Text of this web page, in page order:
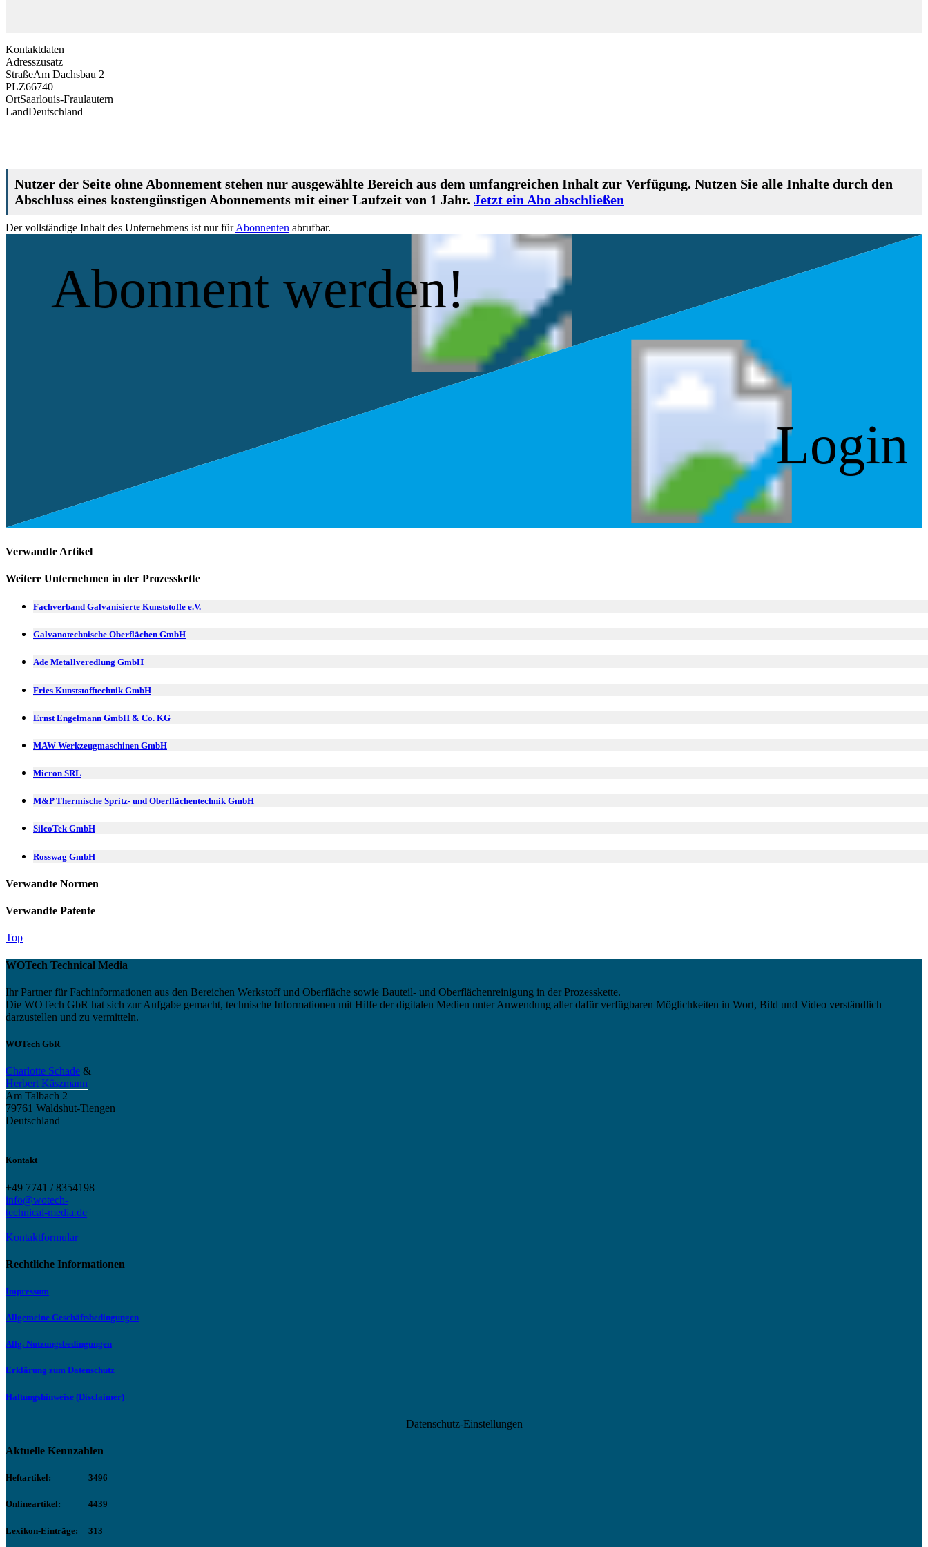
Kontaktdaten
Adresszusatz
StraßeAm Dachsbau 2
PLZ66740
OrtSaarlouis-Fraulautern
LandDeutschland
Nutzer der Seite ohne Abonnement stehen nur ausgewählte Bereich aus dem umfangreichen Inhalt zur Verfügung. Nutzen Sie alle Inhalte durch den
Abschluss eines kostengünstigen Abonnements mit einer Laufzeit von 1 Jahr. Jetzt ein Abo abschließen
Der vollständige Inhalt des Unternehmens ist nur fürAbonnenten abrufbar.
Abonnent werden!
Login
Verwandte Artikel
Weitere Unternehmen in der Prozesskette
Fachverband Galvanisierte Kunststoffe e.V.
Galvanotechnische Oberflächen GmbH
Ade Metallveredlung GmbH
Fries Kunststofftechnik GmbH
Ernst Engelmann GmbH & Co. KG
MAW Werkzeugmaschinen GmbH
Micron SRL
M&P Thermische Spritz- und Oberflächentechnik GmbH
SilcoTek GmbH
Rosswag GmbH
Verwandte Normen
Verwandte Patente
Top
WOTech Technical Media
Ihr Partner für Fachinformationen aus den Bereichen Werkstoff und Oberfläche sowie Bauteil- und Oberflächenreinigung in der Prozesskette.
Die WOTech GbR hat sich zur Aufgabe gemacht, technische Informationen mit Hilfe der digitalen Medien unter Anwendung aller dafür verfügbaren Möglichkeiten in Wort, Bild und Video verständlich
darzustellen und zu vermitteln.
WOTech GbR
Charlotte Schade &
Herbert Käszmann
Am Talbach 2
79761 Waldshut-Tiengen
Deutschland
Kontakt
+49 7741 / 8354198
info@wotech-
technical-media.de
Kontaktformular
Rechtliche Informationen
Impressum
Allgemeine Geschäftsbedingungen
Allg. Nutzungsbedingungen
Erklärung zum Datenschutz
Haftungshinweise (Disclaimer)
Datenschutz-Einstellungen
Aktuelle Kennzahlen
Heftartikel: 3496
Onlineartikel: 4439
Lexikon-Einträge: 313